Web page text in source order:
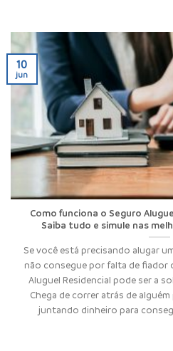
Como funciona o Seguro
Saiba tudo e simule nas
Se você está precisando alugar
não consegue por falta de fiador
Aluguel Residencial pode ser a
Chega de correr atrás de
juntando dinheiro para
10
jun